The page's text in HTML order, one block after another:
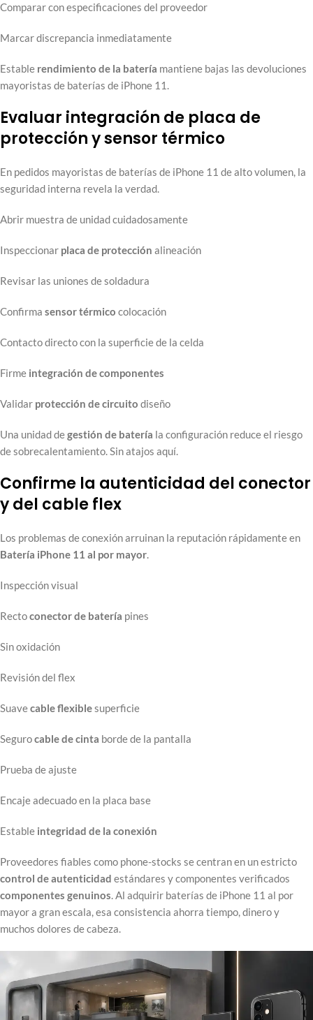
Comparar con especificaciones del proveedor
Marcar discrepancia inmediatamente
Estable rendimiento de la batería mantiene bajas las devoluciones
mayoristas de baterías de iPhone 11.
Evaluar integración de placa de
protección y sensor térmico
En pedidos mayoristas de baterías de iPhone 11 de alto volumen, la
seguridad interna revela la verdad.
Abrir muestra de unidad cuidadosamente
Inspeccionar placa de protección alineación
Revisar las uniones de soldadura
Confirma sensor térmico colocación
Contacto directo con la superficie de la celda
Firme integración de componentes
Validar protección de circuito diseño
Una unidad degestión de batería la configuración reduce el riesgo
de sobrecalentamiento. Sin atajos aquí.
Confirme la autenticidad del conector
y del cable flex
Los problemas de conexión arruinan la reputación rápidamente en
Batería iPhone 11 al por mayor.
Inspección visual
Rectoconector de batería pines
Sin oxidación
Revisión del flex
Suavecable flexiblesuperficie
Segurocable de cinta borde de la pantalla
Prueba de ajuste
Encaje adecuado en la placa base
Estable integridad de la conexión
Proveedores fiables como phone-stocks se centran en un estricto
control de autenticidad estándares y componentes verificados
componentes genuinos. Al adquirir baterías de iPhone 11 al por
mayor a gran escala, esa consistencia ahorra tiempo, dinero y
muchos dolores de cabeza.